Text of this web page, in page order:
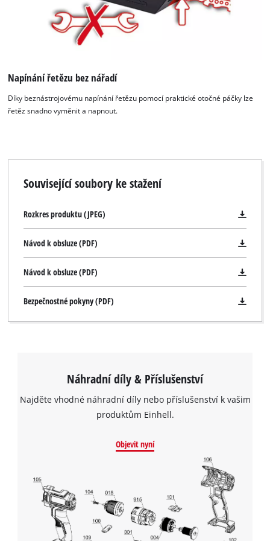
Napínání řetězu bez nářadí
Díky beznástrojovému napínání řetězu pomocí praktické otočné páčky lze
řetěz snadno vyměnit a napnout.
Související soubory ke stažení
Rozkres produktu (JPEG)
Návod k obsluze (PDF)
Návod k obsluze (PDF)
Bezpečnostné pokyny (PDF)
Náhradní díly & Příslušenství
Najděte vhodné náhradní díly nebo příslušenství k vašim
produktům Einhell.
Objevit nyní